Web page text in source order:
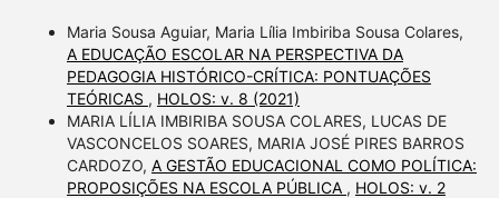
Maria Sousa Aguiar, Maria Lília Imbiriba Sousa Colares,
A EDUCAÇÃO ESCOLAR NA PERSPECTIVA DA
PEDAGOGIA HISTÓRICO-CRÍTICA: PONTUAÇÕES
TEÓRICAS , HOLOS: v. 8 (2021)
MARIA LÍLIA IMBIRIBA SOUSA COLARES, LUCAS DE
VASCONCELOS SOARES, MARIA JOSÉ PIRES BARROS
CARDOZO, A GESTÃO EDUCACIONAL COMO POLÍTICA:
PROPOSIÇÕES NA ESCOLA PÚBLICA , HOLOS: v. 2